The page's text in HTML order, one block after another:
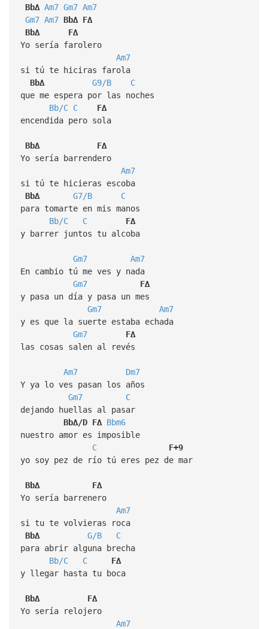
Bb∆ Am7 Gm7 Am7
Gm7 Am7 Bb∆ F∆
Bb∆
F∆
Yo sería farolero
Am7
si tú te hiciras farola
Bb∆
G9/B
C
que me espera por las noches
Bb/C C
F∆
encendida pero sola
Bb∆
F∆
Yo sería barrendero
Am7
si tú te hicieras escoba
Bb∆
G7/B
C
para tomarte en mis manos
Bb/C
C
F∆
y barrer juntos tu alcoba
Gm7
Am7
En cambio tú me ves y nada
Gm7
F∆
y pasa un día y pasa un mes
Gm7
Am7
y es que la suerte estaba echada
Gm7
F∆
las cosas salen al revés
Am7
Dm7
Y ya lo ves pasan los años
Gm7
C
dejando huellas al pasar
Bb∆/D F∆ Bbm6
nuestro amor es imposible
C
F+9
yo soy pez de río tú eres pez de mar
Bb∆
F∆
Yo sería barrenero
Am7
si tu te volvieras roca
Bb∆
G/B
C
para abrir alguna brecha
Bb/C
C
F∆
y llegar hasta tu boca
Bb∆
F∆
Yo sería relojero
Am7